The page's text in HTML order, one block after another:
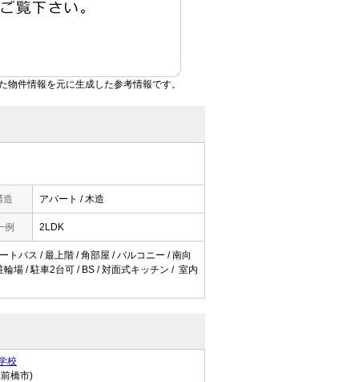
件情報を元に生成した参考情報です。
造 アパート / 木造
例 2LDK
トバス / 最上階 / 角部屋 / バルコニー / 南向
場 / 駐車2台可 / BS / 対面式キッチン / 室内
校
橋市)